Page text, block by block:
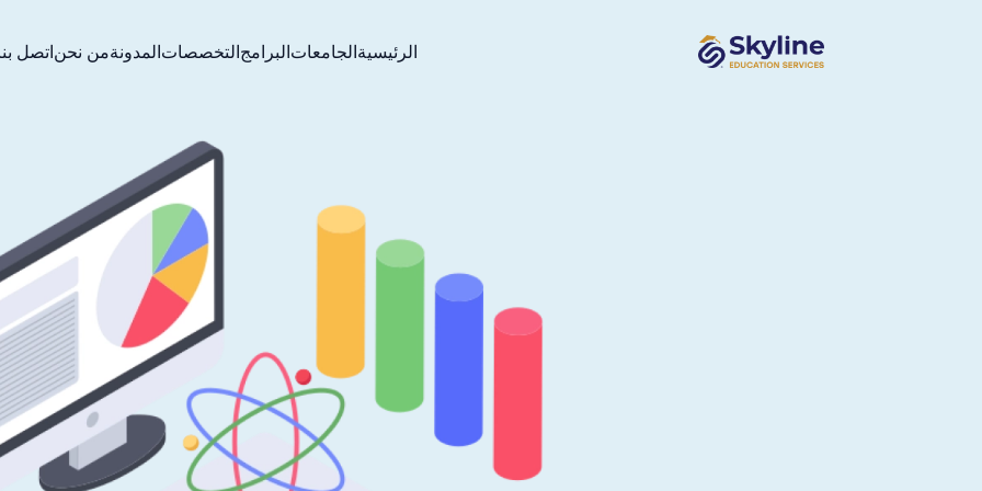
الرئيسيةالجامعاتالبرامجالتخصصاتالمدونةمن نحناتصل